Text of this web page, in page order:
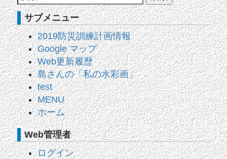
サブメニュー
2019防災訓練計画情報
Google マップ
Web更新履歴
島さんの「私の水彩画」
test
MENU
ホーム
Web管理者
ログイン